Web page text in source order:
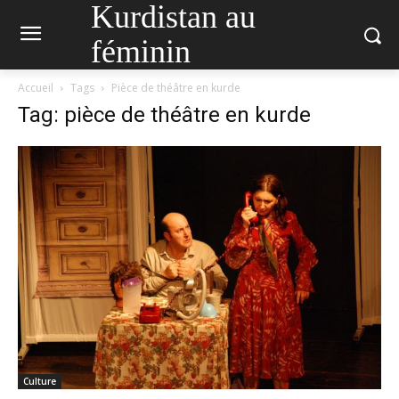
Kurdistan au
féminin
Accueil Tags Pièce de théâtre en kurde
Tag: pièce de théâtre en kurde
Culture